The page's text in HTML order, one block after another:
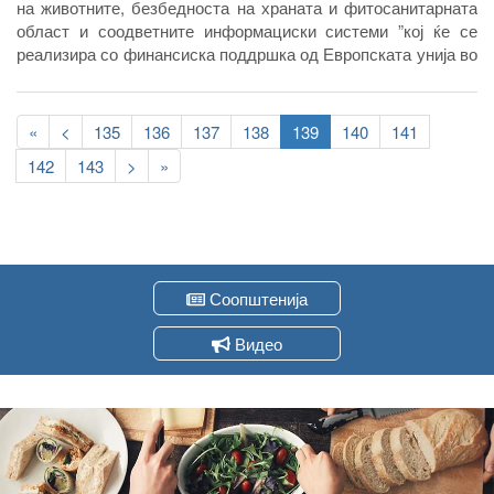
на животните, безбедноста на храната и фитосанитарната
област и соодветните информациски системи ”кој ќе се
реализира со финансиска поддршка од Европската унија во
Pagination
First
page
«
Previous
page
< Page
135 Page
136 Page
137 Page
138
Current
page
139 Page
140 Page
141
Page
142 Page
143
Следна
страна
>
Last
page
»
Соопштенија
Видео